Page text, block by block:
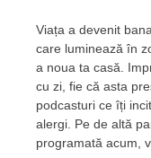
Viața a devenit
care luminează în
a noua ta casă.
cu zi, fie că asta
podcasturi ce îți
alergi. Pe de altă
programată acum,